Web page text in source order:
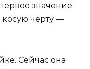
значение
косую черту —
Сейчас она